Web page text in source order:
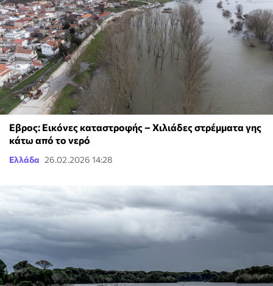
Εβρος: Eικόνες καταστροφής – Χιλιάδες στρέμματα γης
κάτω από το νερό
Ελλάδα 26.02.2026 14:28